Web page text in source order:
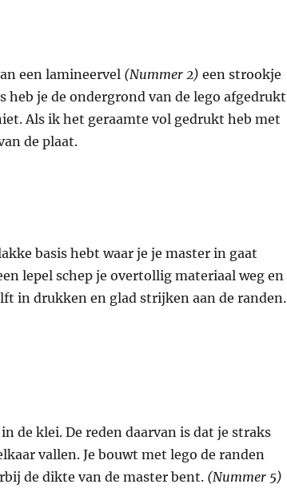
een lamineervel (Nummer 2) een strookje
heb je de ondergrond van de lego afgedrukt
Als ik het geraamte vol gedrukt heb met
de plaat.
basis hebt waar je je master in gaat
lepel schep je overtollig materiaal weg en
in drukken en glad strijken aan de randen.
de klei. De reden daarvan is dat je straks
vallen. Je bouwt met lego de randen
de dikte van de master bent. (Nummer 5)